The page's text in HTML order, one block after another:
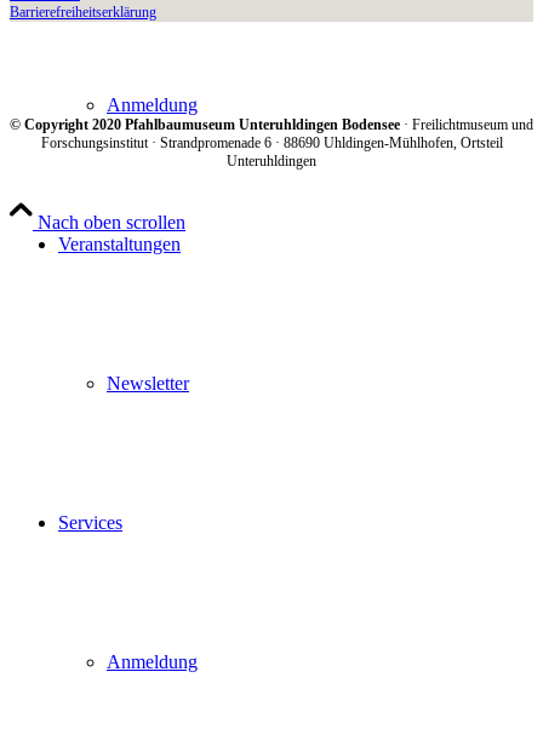
Anmeldung
Veranstaltungen
Newsletter
Services
Anmeldung
Barriere­freiheits­erklärung
© Copyright 2020 Pfahlbaumuseum Unteruhldingen Bodensee · Freilichtmuseum und
Forschungsinstitut · Strandpromenade 6 · 88690 Uhldingen-Mühlhofen, Ortsteil
Unteruhldingen
Nach oben scrollen